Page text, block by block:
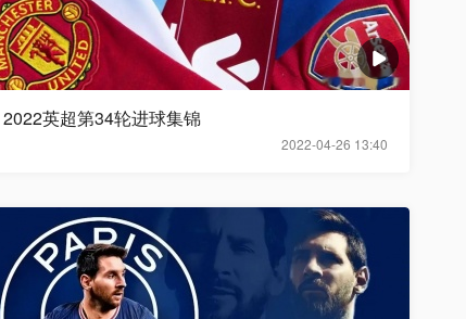
2022-04-26 13:40
2022英超第34轮进球集锦